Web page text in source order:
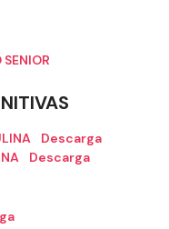
Descarga
Descarga